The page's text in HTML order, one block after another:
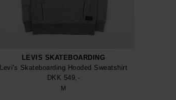
LEVIS SKATEBOARDING
Levi's Skateboarding Hooded Sweatshirt
DKK 549,-
M